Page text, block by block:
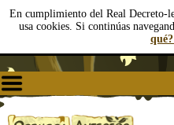
En cumplimiento del Real Decreto-
usa cookies. Si continúas